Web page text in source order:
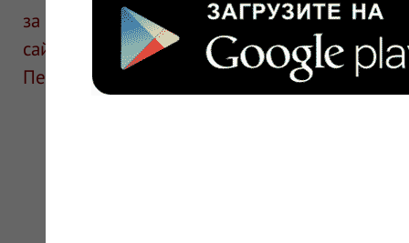
за информацию в отзывах. Описание
сайте для ознакомления и не является
Перед применением необходима